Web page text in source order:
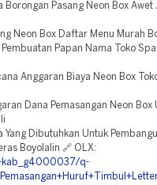
Pasang Neon Box Awet
Neon Box Daftar Menu Murah
Papan Nama Toko
Anggaran Biaya Neon Box
Dana Pemasangan Neon Box
Dibutuhkan Untuk
Boyolalin 🔗 OLX:
kab_g4000037/q-